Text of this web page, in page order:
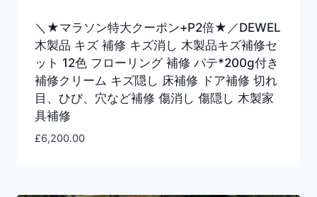
＼★マラソン特大クーポン+P2倍★／DEWEL
木製品 キズ 補修 キズ消し 木製品キズ補修セ
ット 12色 フローリング 補修 パテ*200g付き
補修クリーム キズ隠し 床補修 ドア補修 切れ
目、ひび、穴など補修 傷消し 傷隠し 木製家
具補修
£6,200.00